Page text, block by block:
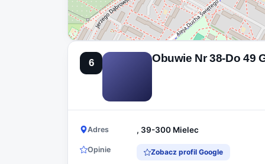
6 Obuwie Nr 38-Do 49
Adres , 39-300 Mielec
Opinie Zobacz profil Google